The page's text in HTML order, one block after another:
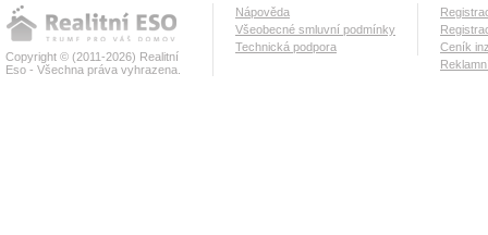
Copyright © (2011-2026) Realitní
Eso - Všechna práva vyhrazena.
Nápověda
Všeobecné smluvní podmínky
Technická podpora
Ceník